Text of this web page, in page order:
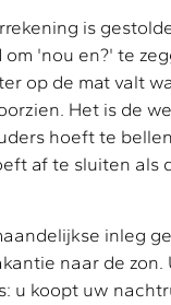
is
'nou en?' te
op de mat valt
Het is de
hoeft te
af te sluiten als
inleg
naar de zon.
u koopt uw